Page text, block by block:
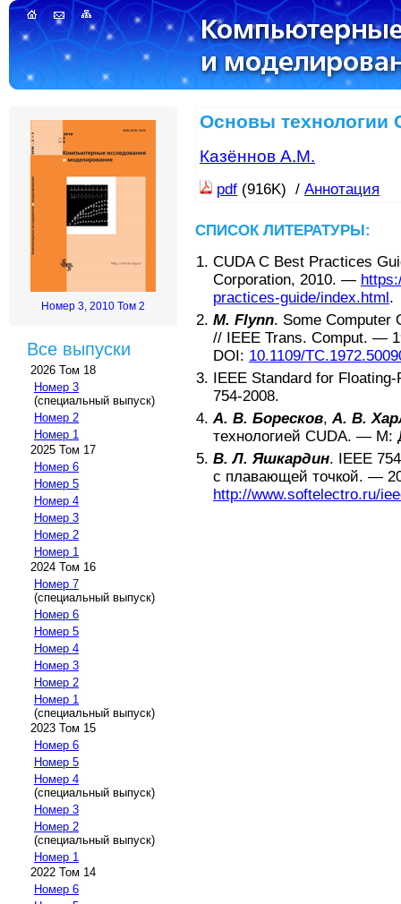
Номер 3, 2010 Том 2
Все выпуски
2026 Том 18
Номер 3
(специальный выпуск)
Номер 2
Номер 1
2025 Том 17
Номер 6
Номер 5
Номер 4
Номер 3
Номер 2
Номер 1
2024 Том 16
Номер 7
(специальный выпуск)
Номер 6
Номер 5
Номер 4
Номер 3
Номер 2
Номер 1
(специальный выпуск)
2023 Том 15
Номер 6
Номер 5
Номер 4
(специальный выпуск)
Номер 3
Номер 2
(специальный выпуск)
Номер 1
2022 Том 14
Номер 6
Основы технологии
Казённов А.М.
pdf (916K) / Аннотация
СПИСОК ЛИТЕРАТУРЫ:
CUDA C Best Practices
Corporation, 2010. —
practices-guide/index.html .
M. Flynn. Some Computer
//
IEEE Trans. Comput. —
DOI: 10.1109/
IEEE Standard for
754-2008.
А. В. Боресков,А. В.
технологией CUDA. — М:
В. Л. Яшкардин.
IEEE
с плавающей точкой. —
http://www.softelectro.ru/